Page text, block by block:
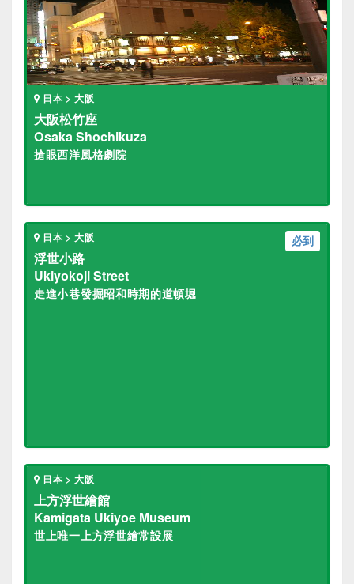
日本 > 大阪
大阪松竹座
Osaka Shochikuza
搶眼西洋風格劇院
必到
日本 > 大阪
浮世小路
Ukiyokoji Street
走進小巷發掘昭和時期的道頓堀
日本 > 大阪
上方浮世繪館
Kamigata Ukiyoe Museum
世上唯一上方浮世繪常設展